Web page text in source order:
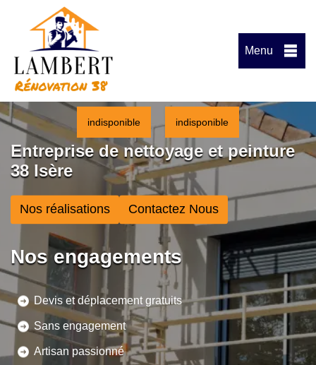
Menu
indisponible indisponible
Entreprise de nettoyage et peinture
38 Isère
Nos réalisations Contactez Nous
Nos engagements
Devis et déplacement gratuits
Sans engagement
Artisan passionné